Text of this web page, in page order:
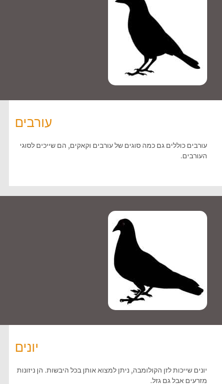
עורבים
עורבים כוללים גם כמה סוגים של עורבים וקאקים, הם שייכים לסוגי
העורבים.
יונים
יונים שייכות לזן הקולומבה, ניתן למצוא אותן בכל היבשות. הן ניזונות
מזרעים אבל גם גזל.